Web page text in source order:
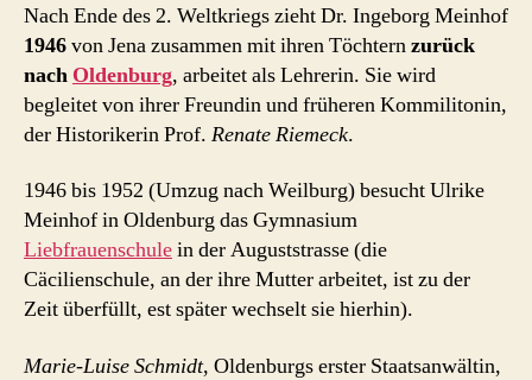
Nach Ende des 2. Weltkriegs zieht Dr. Ingeborg Meinhof
1946von Jena zusammen mit ihren Töchternzurück
nach Oldenburg, arbeitet als Lehrerin. Sie wird
begleitet von ihrer Freundin und früheren Kommilitonin,
der Historikerin Prof. Renate Riemeck.
1946 bis 1952 (Umzug nach Weilburg) besucht Ulrike
Meinhof in Oldenburg das Gymnasium
Liebfrauenschulein der Auguststrasse (die
Cäcilienschule, an der ihre Mutter arbeitet, ist zu der
Zeit überfüllt, est später wechselt sie hierhin).
Marie-Luise Schmidt, Oldenburgs erster Staatsanwältin,